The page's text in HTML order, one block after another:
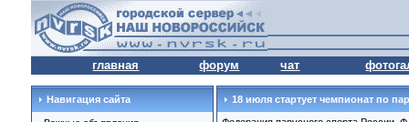
главная форум чат
Навигация сайта 18 июля стартует чемпионат по